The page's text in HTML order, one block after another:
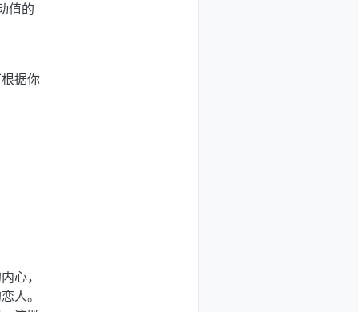
值的
据你
心，
人。